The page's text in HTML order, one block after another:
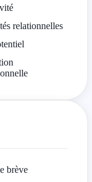
animaux, etc.);
performances,
centrée sur
relationnelles
brève